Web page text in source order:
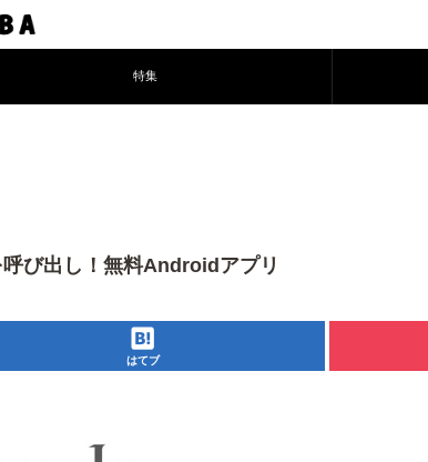
特集
び出し！無料Androidアプリ
はてブ